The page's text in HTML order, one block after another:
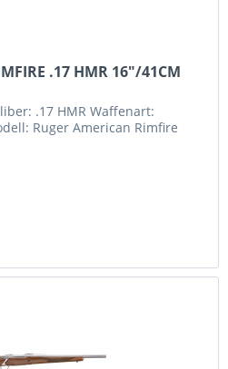
.17 HMR 16"/41CM
.17 HMR Waffenart:
Ruger American Rimfire